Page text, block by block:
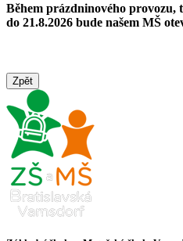
Během prázdninového provozu,
do 21.8.2026 bude našem MŠ
Zpět